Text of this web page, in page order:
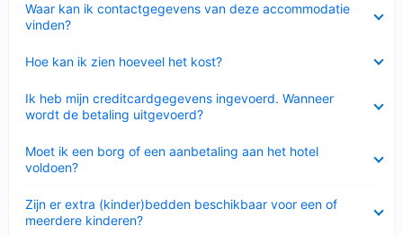
Waar kan ik contactgegevens van deze accommodatie
vinden?
Hoe kan ik zien hoeveel het kost?
Ik heb mijn creditcardgegevens ingevoerd. Wanneer
wordt de betaling uitgevoerd?
Moet ik een borg of een aanbetaling aan het hotel
voldoen?
Zijn er extra (kinder)bedden beschikbaar voor een of
meerdere kinderen?